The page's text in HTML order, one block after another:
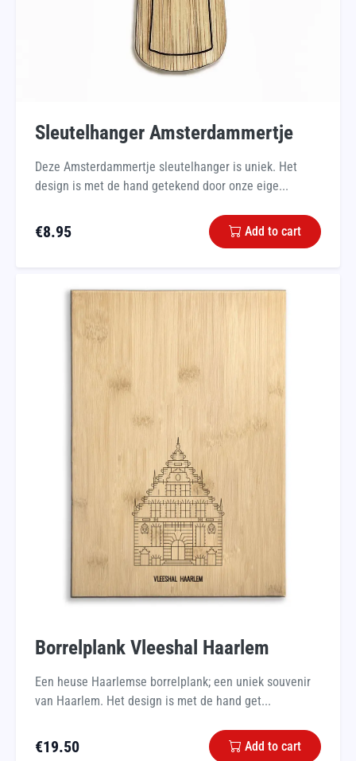
Sleutelhanger Amsterdammertje
Deze Amsterdammertje sleutelhanger is uniek. Het
design is met de hand getekend door onze eige...
€8.95 Add to cart
Borrelplank Vleeshal Haarlem
Een heuse Haarlemse borrelplank; een uniek souvenir
van Haarlem. Het design is met de hand get...
€19.50 Add to cart